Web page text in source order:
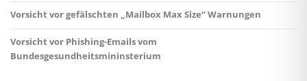
Vorsicht vor gefälschten „Mailbox Max Size“ Warnungen
Vorsicht vor Phishing-Emails vom
Bundesgesundheitsmininsterium